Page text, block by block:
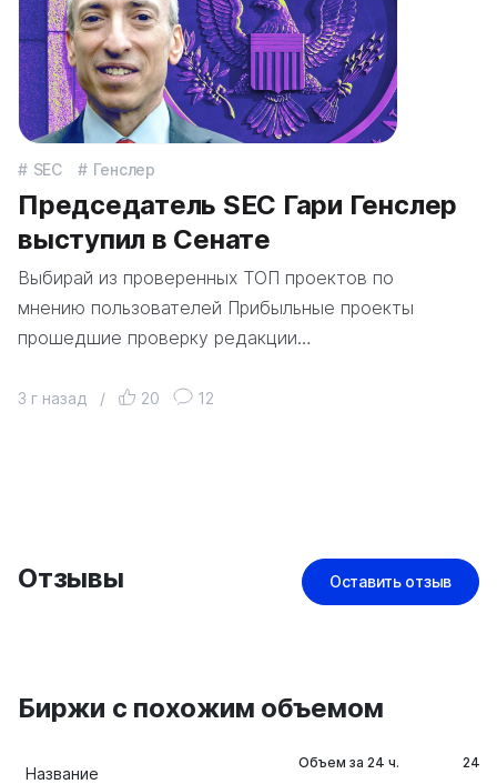
SEC Генслер
Председатель SEC Гари Генслер
выступил в Сенате
Выбирай из проверенных ТОП проектов по
мнению пользователей Прибыльные проекты
прошедшие проверку редакции…
3 г назад / 20 12
Отзывы Оставить отзыв
Биржи с похожим объемом
Название
Объем за 24 ч. 24